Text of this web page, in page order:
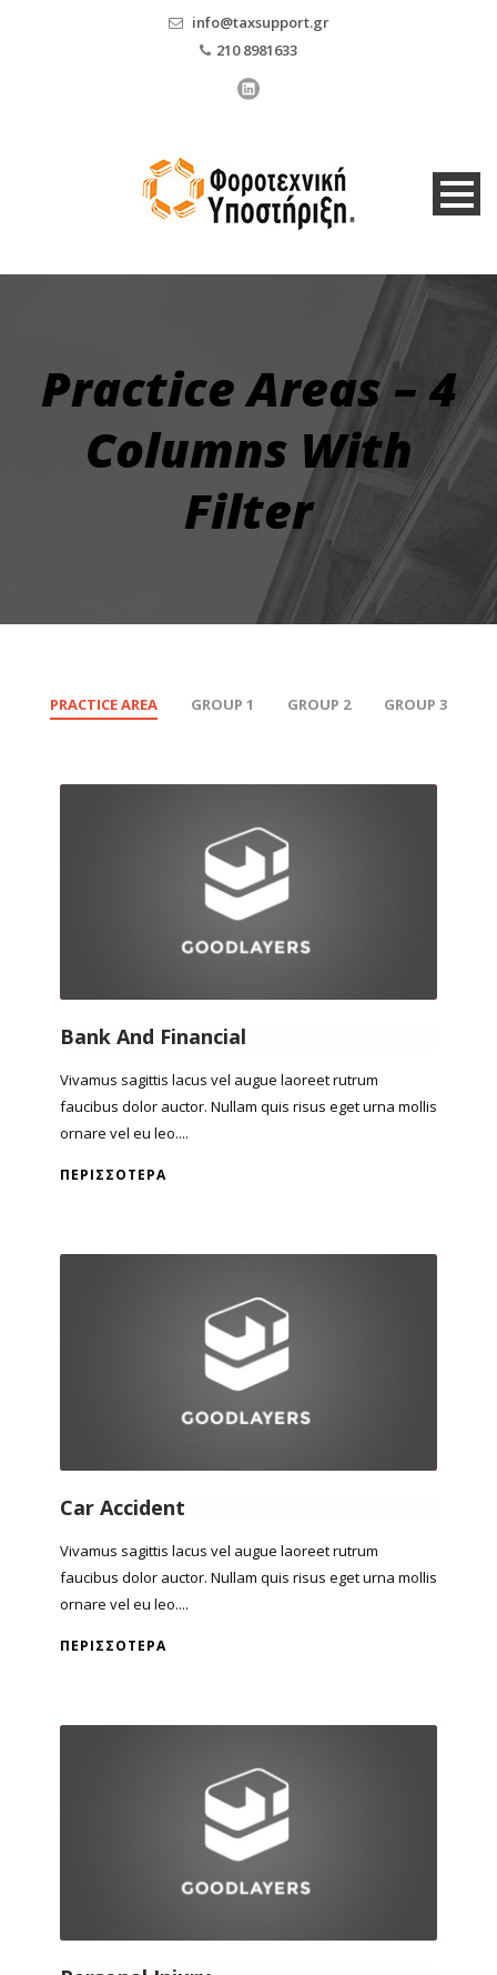
info@taxsupport.gr
210 8981633
Practice Areas – 4
Columns With
Filter
PRACTICE AREA GROUP 1 GROUP 2 GROUP 3
Bank And Financial
Vivamus sagittis lacus vel augue laoreet rutrum
faucibus dolor auctor. Nullam quis risus eget urna mollis
ornare vel eu leo....
ΠΕΡΙΣΣΌΤΕΡΑ
Car Accident
Vivamus sagittis lacus vel augue laoreet rutrum
faucibus dolor auctor. Nullam quis risus eget urna mollis
ornare vel eu leo....
ΠΕΡΙΣΣΌΤΕΡΑ